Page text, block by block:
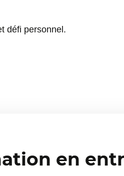
défi personnel.
en